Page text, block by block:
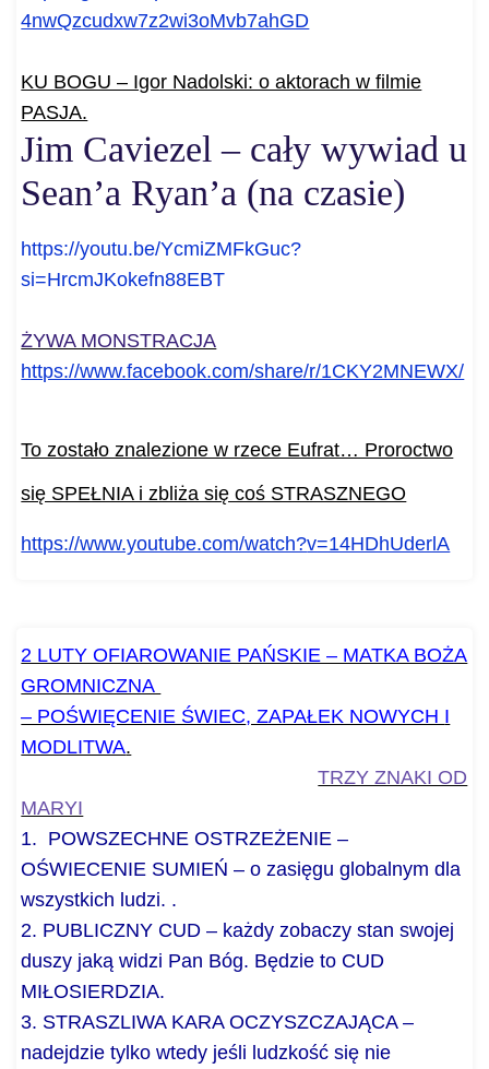
4nwQzcudxw7z2wi3oMvb7ahGD
KU BOGU – Igor Nadolski: o aktorach w filmie
PASJA.
Jim Caviezel – cały wywiad u
Sean’a Ryan’a (na czasie)
https://youtu.be/YcmiZMFkGuc?
si=HrcmJKokefn88EBT
ŻYWA MONSTRACJA
https://www.facebook.com/share/r/1CKY2MNEWX/
To zostało znalezione w rzece Eufrat… Proroctwo
się SPEŁNIA i zbliża się coś STRASZNEGO
https://www.youtube.com/watch?v=14HDhUderlA
2 LUTY OFIAROWANIE PAŃSKIE – MATKA BOŻA
GROMNICZNA
– POŚWIĘCENIE ŚWIEC, ZAPAŁEK NOWYCH I
MODLITWA.
TRZY ZNAKI OD
MARYI
1. POWSZECHNE OSTRZEŻENIE –
OŚWIECENIE SUMIEŃ – o zasięgu globalnym dla
wszystkich ludzi. .
2. PUBLICZNY CUD – każdy zobaczy stan swojej
duszy jaką widzi Pan Bóg. Będzie to CUD
MIŁOSIERDZIA.
3. STRASZLIWA KARA OCZYSZCZAJĄCA –
nadejdzie tylko wtedy jeśli ludzkość się nie